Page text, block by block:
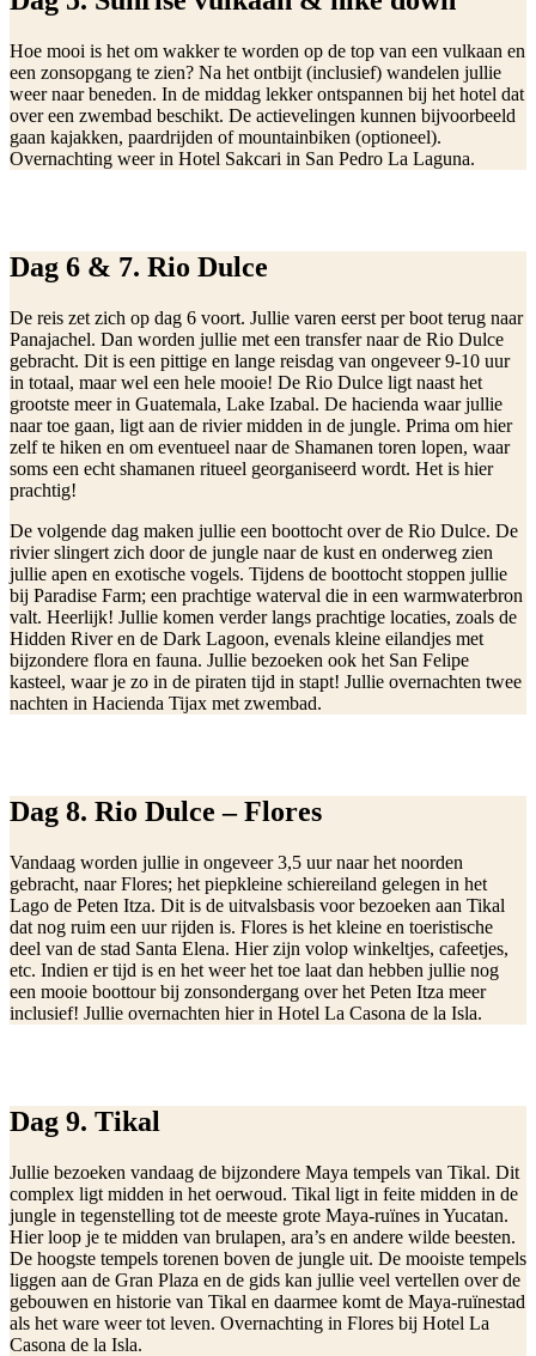
Hoe mooi is het om wakker te worden op de top van een vulkaan en
een zonsopgang te zien? Na het ontbijt (inclusief) wandelen jullie
weer naar beneden. In de middag lekker ontspannen bij het hotel dat
over een zwembad beschikt. De actievelingen kunnen bijvoorbeeld
gaan kajakken, paardrijden of mountainbiken (optioneel).
Overnachting weer in Hotel Sakcari in San Pedro La Laguna.
Dag 6 & 7. Rio Dulce
De reis zet zich op dag 6 voort. Jullie varen eerst per boot terug naar
Panajachel. Dan worden jullie met een transfer naar de Rio Dulce
gebracht. Dit is een pittige en lange reisdag van ongeveer 9-10 uur
in totaal, maar wel een hele mooie! De Rio Dulce ligt naast het
grootste meer in Guatemala, Lake Izabal. De hacienda waar jullie
naar toe gaan, ligt aan de rivier midden in de jungle. Prima om hier
zelf te hiken en om eventueel naar de Shamanen toren lopen, waar
soms een echt shamanen ritueel georganiseerd wordt. Het is hier
prachtig!
De volgende dag maken jullie een boottocht over de Rio Dulce. De
rivier slingert zich door de jungle naar de kust en onderweg zien
jullie apen en exotische vogels. Tijdens de boottocht stoppen jullie
bij Paradise Farm; een prachtige waterval die in een warmwaterbron
valt. Heerlijk! Jullie komen verder langs prachtige locaties, zoals de
Hidden River en de Dark Lagoon, evenals kleine eilandjes met
bijzondere flora en fauna. Jullie bezoeken ook het San Felipe
kasteel, waar je zo in de piraten tijd in stapt! Jullie overnachten twee
nachten in Hacienda Tijax met zwembad.
Dag 8. Rio Dulce – Flores
Vandaag worden jullie in ongeveer 3,5 uur naar het noorden
gebracht, naar Flores; het piepkleine schiereiland gelegen in het
Lago de Peten Itza. Dit is de uitvalsbasis voor bezoeken aan Tikal
dat nog ruim een uur rijden is. Flores is het kleine en toeristische
deel van de stad Santa Elena. Hier zijn volop winkeltjes, cafeetjes,
etc. Indien er tijd is en het weer het toe laat dan hebben jullie nog
een mooie boottour bij zonsondergang over het Peten Itza meer
inclusief! Jullie overnachten hier in Hotel La Casona de la Isla.
Dag 9. Tikal
Jullie bezoeken vandaag de bijzondere Maya tempels van Tikal. Dit
complex ligt midden in het oerwoud. Tikal ligt in feite midden in de
jungle in tegenstelling tot de meeste grote Maya-ruïnes in Yucatan.
Hier loop je te midden van brulapen, ara’s en andere wilde beesten.
De hoogste tempels torenen boven de jungle uit. De mooiste tempels
liggen aan de Gran Plaza en de gids kan jullie veel vertellen over de
gebouwen en historie van Tikal en daarmee komt de Maya-ruïnestad
als het ware weer tot leven. Overnachting in Flores bij Hotel La
Casona de la Isla.